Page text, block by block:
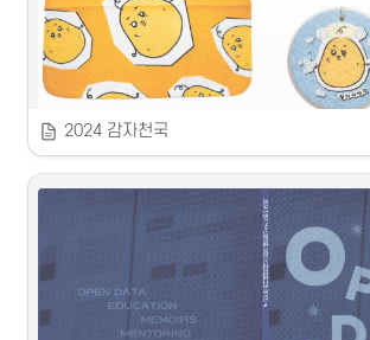
  태백 로컬디자인페어 부스 참여
2024 감자천국